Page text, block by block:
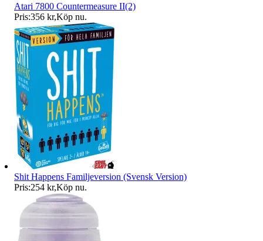
Atari 7800 Countermeasure II(2)
Pris:356 kr,Köp nu.
Shit Happens Familjeversion (Svensk Version)
Pris:254 kr,Köp nu.